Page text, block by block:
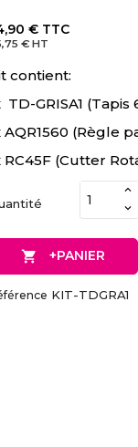
€ TTC
€ HT
contient:
TD-GRISA1
AQR1560 (Règle
RC45F (Cutter
 +PANIER
KIT-TDGRA1